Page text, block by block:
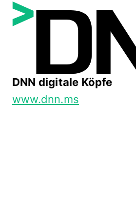
DNN digitale Köpfe
www.dnn.ms